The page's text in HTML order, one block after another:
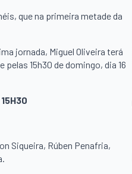
que na primeira metade da
jornada, Miguel Oliveira terá
15h30 de domingo, dia 16
Siqueira, Rúben Penafria,